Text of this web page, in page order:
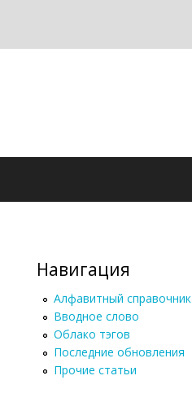
Навигация
Алфавитный справочник
Вводное слово
Облако тэгов
Последние обновления
Прочие статьи